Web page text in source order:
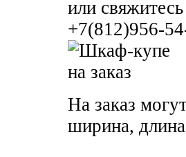
или
+7(812)956-
На заказ
ширина,